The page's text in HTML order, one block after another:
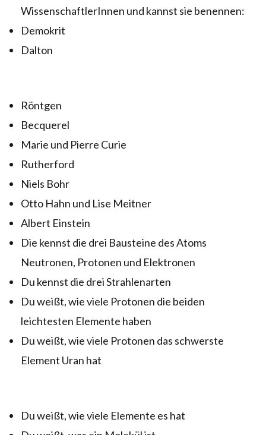
WissenschaftlerInnen und kannst sie benennen:
Demokrit
Dalton
Röntgen
Becquerel
Marie und Pierre Curie
Rutherford
Niels Bohr
Otto Hahn und Lise Meitner
Albert Einstein
Die kennst die drei Bausteine des Atoms
Neutronen, Protonen und Elektronen
Du kennst die drei Strahlenarten
Du weißt, wie viele Protonen die beiden
leichtesten Elemente haben
Du weißt, wie viele Protonen das schwerste
Element Uran hat
Du weißt, wie viele Elemente es hat